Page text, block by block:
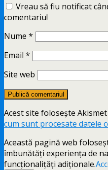
Vreau să fiu notificat
comentariu!
Nume *
Email *
Site web
Acest site folosește
cum sunt procesate datele
Această pagină web
îmbunătăți experiența de
funcționalițăți adiționale.